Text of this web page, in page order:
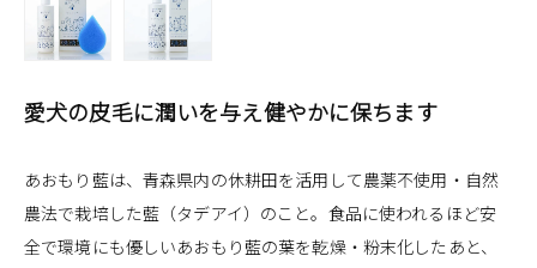
愛犬の皮毛に潤いを与え健やかに保ちます
あおもり藍は、青森県内の休耕田を活用して農薬不使用・自然
農法で栽培した藍（タデアイ）のこと。食品に使われるほど安
全で環境にも優しいあおもり藍の葉を乾燥・粉末化したあと、